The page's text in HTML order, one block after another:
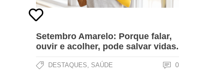
Setembro Amarelo: Porque falar,
ouvir e acolher, pode salvar vidas.
DESTAQUES SAÚDE 0